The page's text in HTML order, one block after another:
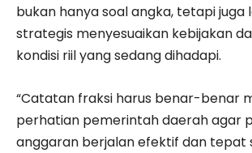
bukan hanya soal angka, tetapi juga
strategis menyesuaikan kebijakan
kondisi riil yang sedang dihadapi.
“Catatan fraksi harus benar-benar
perhatian pemerintah daerah agar
anggaran berjalan efektif dan tepat